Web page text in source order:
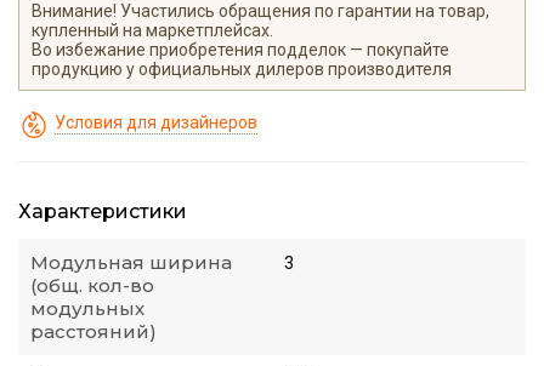
Внимание! Участились обращения по гарантии на товар,
купленный на маркетплейсах.
Во избежание приобретения подделок — покупайте
продукцию у официальных дилеров производителя
Условия для дизайнеров
Характеристики
Модульная ширина
(общ. кол-во
модульных
расстояний)
3